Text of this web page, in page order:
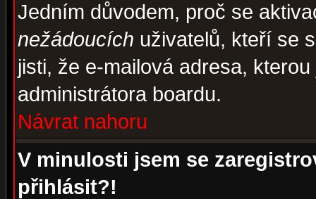
Jedním důvodem, proč se
nežádoucích uživatelů, kteří se
jisti, že e-mailová adresa,
administrátora boardu.
Návrat nahoru
V minulosti jsem se
přihlásit?!